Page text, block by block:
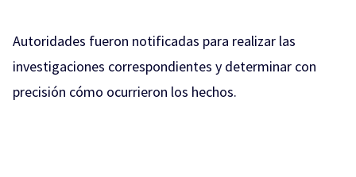
Autoridades fueron notificadas para realizar las
investigaciones correspondientes y determinar con
precisión cómo ocurrieron los hechos.